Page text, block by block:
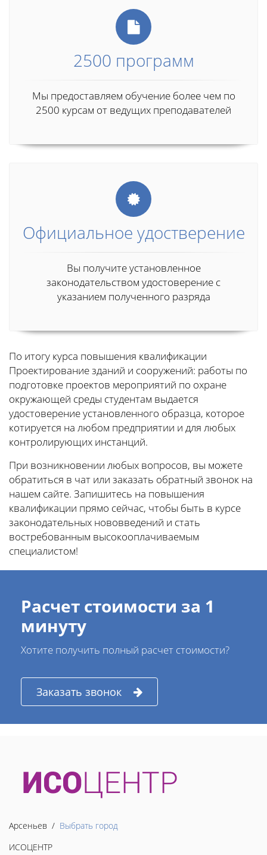
2500 программ
Мы предоставляем обучение более чем по
2500 курсам от ведущих преподавателей
Официальное удостверение
Вы получите установленное
законодательством удостоверение с
указанием полученного разряда
По итогу курса повышения квалификации
Проектирование зданий и сооружений: работы по
подготовке проектов мероприятий по охране
окружающей среды студентам выдается
удостоверение установленного образца, которое
котируется на любом предприятии и для любых
контролирующих инстанций.
При возникновении любых вопросов, вы можете
обратиться в чат или заказать обратный звонок на
нашем сайте. Запишитесь на повышения
квалификации прямо сейчас, чтобы быть в курсе
законодательных нововведений и стать
востребованным высокооплачиваемым
специалистом!
Расчет стоимости за 1
минуту
Хотите получить полный расчет стоимости?
Заказать звонок
Арсеньев / Выбрать город
ИСОЦЕНТР